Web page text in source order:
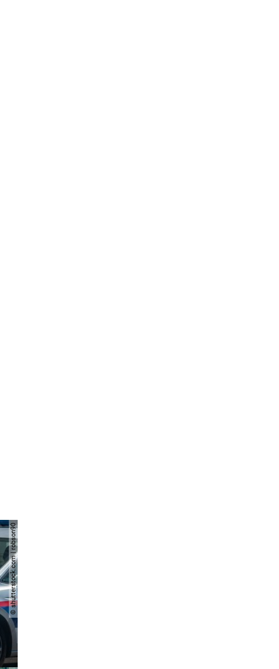
© shutterstock.com | robson90